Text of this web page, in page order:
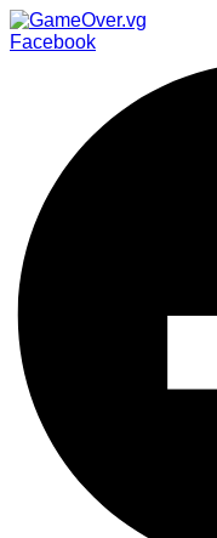
Facebook